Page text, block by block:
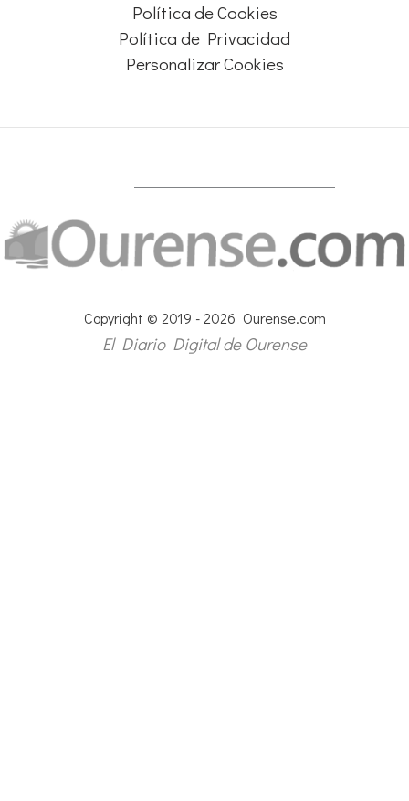
Política de Cookies
Política de Privacidad
Personalizar Cookies
Copyright © 2019 - 2026 Ourense.com
El Diario Digital de Ourense